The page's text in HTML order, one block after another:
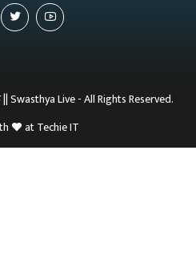
Swasthya Live - All Rights Reserved.
atTechie IT